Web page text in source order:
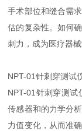
手术部位和缝合需
估的复杂性。如何
刺力，成为医疗器
NPT-01针刺穿测试
NPT-01针刺穿测试
传感器和的力学分
力值变化，从而准